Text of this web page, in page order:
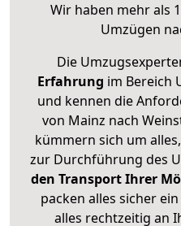
Wir haben mehr als
Umzügen
Die
Erfahrung im Bereich
und kennen die
von Mainz nach
kümmern sich um
zur Durchführung des
den Transport Ihrer
packen alles sicher
alles rechtzeitig an